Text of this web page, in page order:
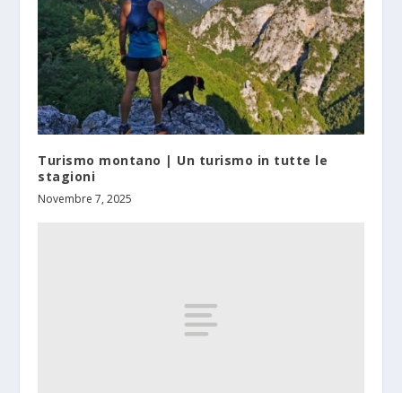
Turismo montano | Un turismo in tutte le
stagioni
Novembre 7, 2025